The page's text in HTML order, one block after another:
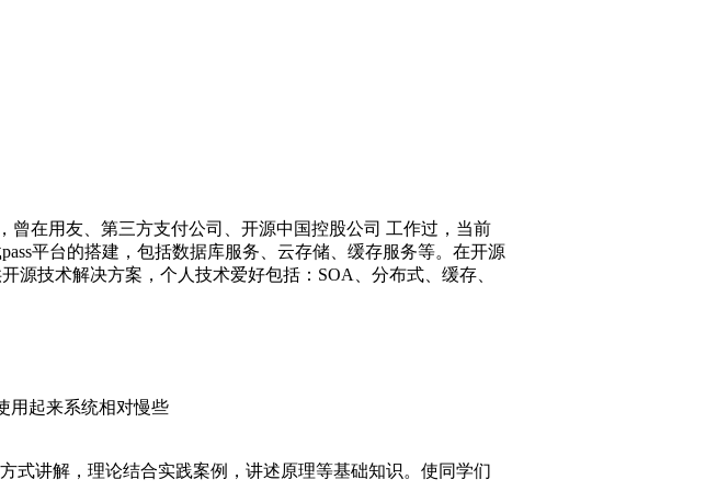
曾在用友、第三方支付公司、开源中国控股公司 工作过，当前
平台的搭建，包括数据库服务、云存储、缓存服务等。在开源
技术解决方案，个人技术爱好包括：SOA、分布式、缓存、
用起来系统相对慢些
式讲解，理论结合实践案例，讲述原理等基础知识。使同学们